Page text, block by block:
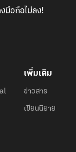
มือถือไม่ลง!
เพิ่มเติม
ข่าวสาร
เขียนนิยาย